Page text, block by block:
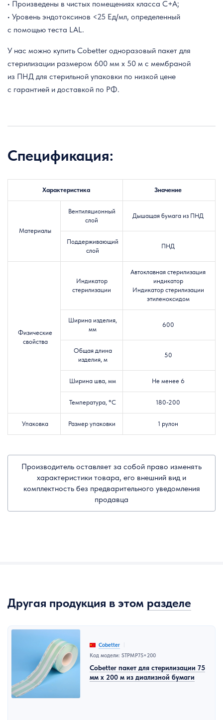
• Произведены в чистых помещениях класса C+A;
• Уровень эндотоксинов <25 Ед/мл, определенный
с помощью теста LAL.
У нас можно купить Cobetter одноразовый пакет для
стерилизации размером 600 мм x 50 м с мембраной
из ПНД для стерильной упаковки по низкой цене
с гарантией и доставкой по РФ.
Спецификация:
Характеристика Значение
Материалы
Вентиляционный
слой
Дышащая бумага из ПНД
Поддерживающий
слой
ПНД
Физические
свойства
Индикатор
стерилизации
Автоклавная стерилизация
индикатор
Индикатор стерилизации
этиленоксидом
Ширина изделия,
мм
600
Общая длина
изделия, м
50
Ширина шва, мм Не менее 6
Температура, °C 180-200
Упаковка Размер упаковки 1 рулон
Производитель оставляет за собой право изменять
характеристики товара, его внешний вид и
комплектность без предварительного уведомления
продавца
Другая продукция в этом разделе
Cobetter
Код модели: STPMP75×200
Cobetter пакет для стерилизации 75
мм x 200 м из диализной бумаги